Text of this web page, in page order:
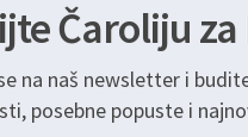
Čaroliju
na naš newsletter i
posebne popuste i